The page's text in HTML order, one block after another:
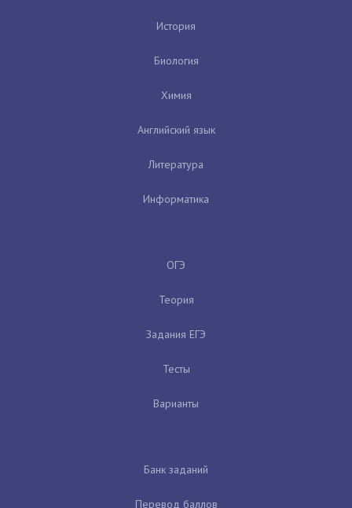
История
Биология
Химия
Английский язык
Литература
Информатика
ОГЭ
Теория
Задания ЕГЭ
Тесты
Варианты
Банк заданий
Перевод баллов